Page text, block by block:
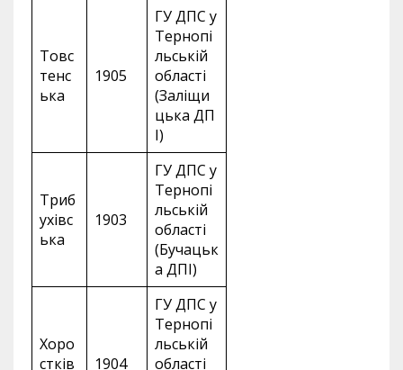
Товс
тенс
ька
1905
ГУ ДПС у
Тернопі
льській
області
(Заліщи
цька ДП
І)
Триб
ухівс
ька
1903
ГУ ДПС у
Тернопі
льській
області
(Бучацьк
а ДПІ)
Хоро
стків
1904
ГУ ДПС у
Тернопі
льській
області